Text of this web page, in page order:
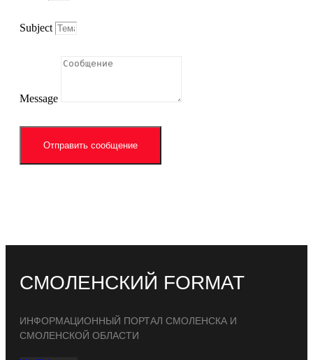
Subject
Message
Отправить сообщение
СМОЛЕНСКИЙ FORMAT
ИНФОРМАЦИОННЫЙ ПОРТАЛ СМОЛЕНСКА И
СМОЛЕНСКОЙ ОБЛАСТИ